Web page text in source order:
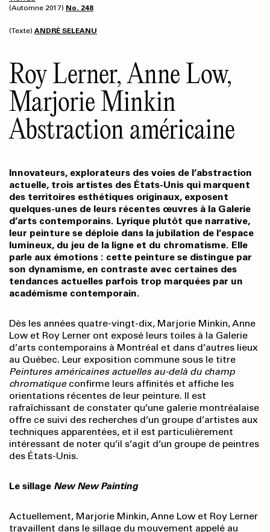
(Automne 2017) No. 248
(Texte) ANDRÉ SELEANU
Roy Lerner, Anne Low,
Marjorie Minkin
Abstraction américaine
Innovateurs, explorateurs des voies de l’abstraction
actuelle, trois artistes des États-Unis qui marquent
des territoires esthétiques originaux, exposent
quelques-unes de leurs récentes œuvres à la Galerie
d’arts contemporains. Lyrique plutôt que narrative,
leur peinture se déploie dans la jubilation de l’espace
lumineux, du jeu de la ligne et du chromatisme. Elle
parle aux émotions : cette peinture se distingue par
son dynamisme, en contraste avec certaines des
tendances actuelles parfois trop marquées par un
académisme contemporain.
Dès les années quatre-vingt-dix, Marjorie Minkin, Anne
Low et Roy Lerner ont exposé leurs toiles à la Galerie
d’arts contemporains à Montréal et dans d’autres lieux
au Québec. Leur exposition commune sous le titre
Peintures américaines actuelles au-delà du champ
chromatique confirme leurs affinités et affiche les
orientations récentes de leur peinture. Il est
rafraîchissant de constater qu’une galerie montréalaise
offre ce suivi des recherches d’un groupe d’artistes aux
techniques apparentées, et il est particulièrement
intéressant de noter qu’il s’agit d’un groupe de peintres
des États-Unis.
Le sillage New New Painting
Actuellement, Marjorie Minkin, Anne Low et Roy Lerner
travaillent dans le sillage du mouvement appelé au